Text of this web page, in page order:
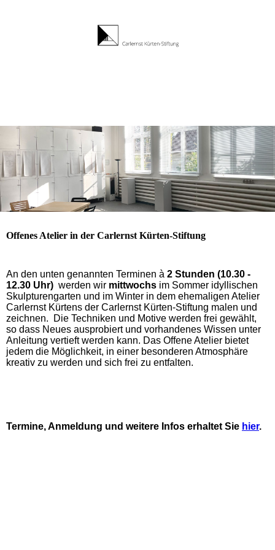
Offenes Atelier in der Carlernst Kürten-Stiftung
An den unten genannten Terminen à 2 Stunden (10.30 -
12.30 Uhr) werden wir mittwochs im Sommer idyllischen
Skulpturengarten und im Winter in dem ehemaligen Atelier
Carlernst Kürtens der Carlernst Kürten-Stiftung malen und
zeichnen. Die Techniken und Motive werden frei gewählt,
so dass Neues ausprobiert und vorhandenes Wissen unter
Anleitung vertieft werden kann. Das Offene Atelier bietet
jedem die Möglichkeit, in einer besonderen Atmosphäre
kreativ zu werden und sich frei zu entfalten.
Termine, Anmeldung und weitere Infos erhaltet Sie hier.